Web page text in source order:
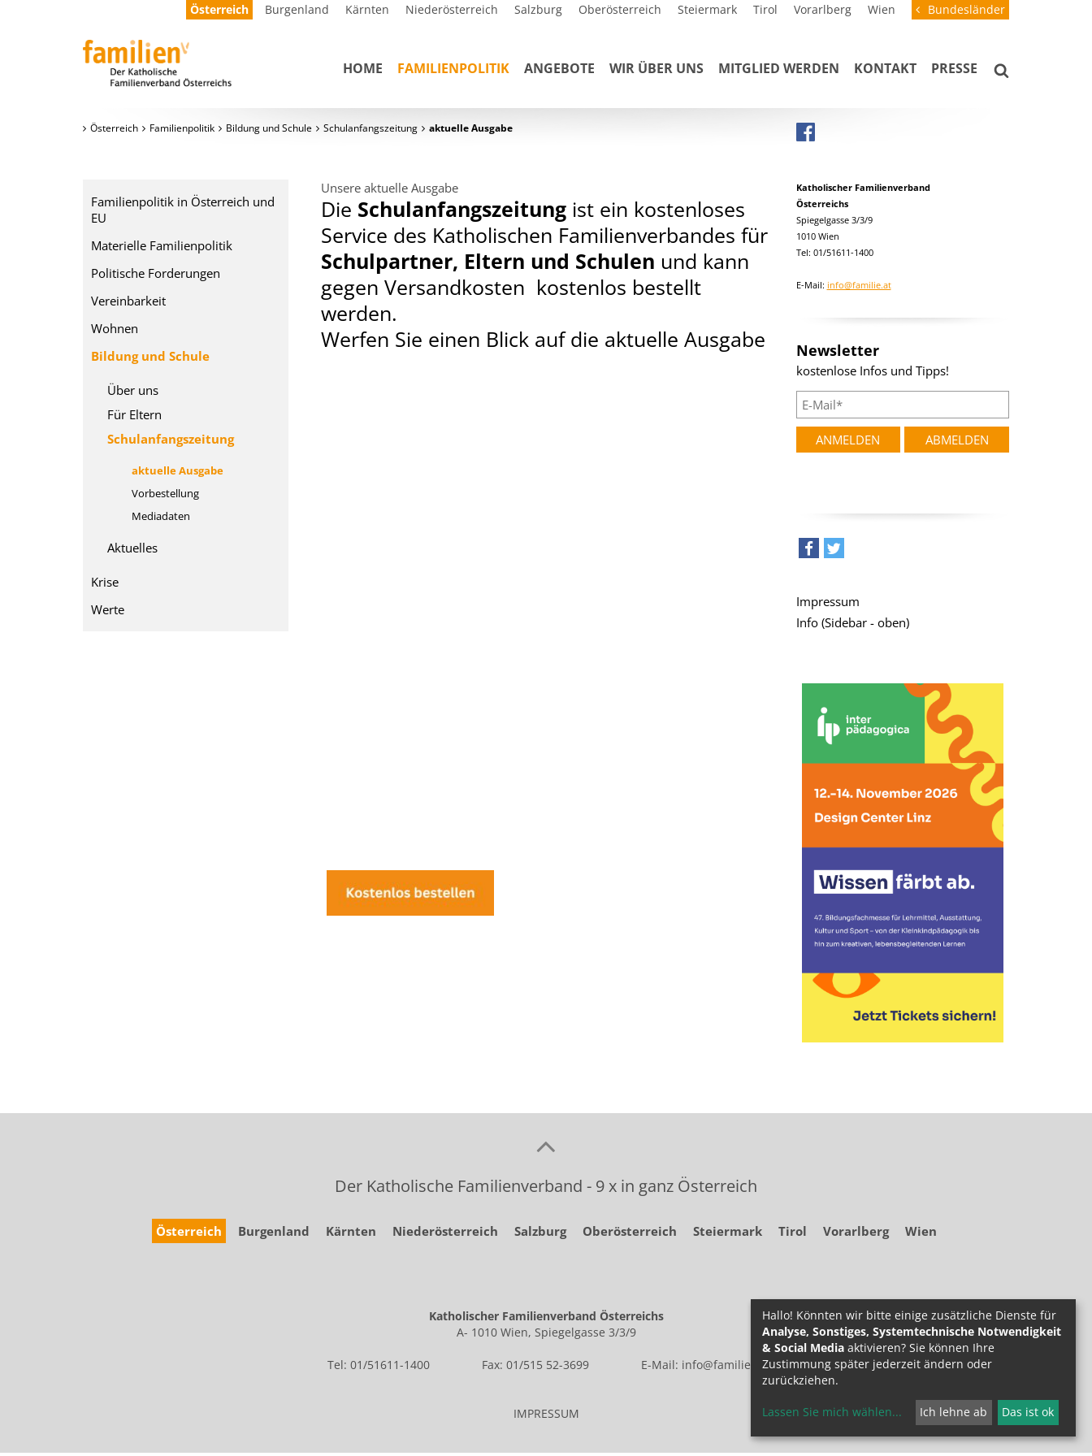
Österreich Burgenland Kärnten Niederösterreich Salzburg Oberösterreich Steiermark Tirol Vorarlberg Wien Bundesländer
HOME FAMILIENPOLITIK ANGEBOTE WIR ÜBER UNS MITGLIED WERDEN KONTAKT PRESSE
Österreich Familienpolitik Bildung und Schule Schulanfangszeitung aktuelle Ausgabe
Unsere aktuelle Ausgabe
Die Schulanfangszeitungist ein kostenloses
Service des Katholischen Familienverbandes für
Schulpartner, Eltern und Schulen und kann
gegen Versandkosten kostenlos bestellt
werden.
Werfen Sie einen Blick auf die aktuelle Ausgabe
Familienpolitik in Österreich und
EU
Materielle Familienpolitik
Politische Forderungen
Vereinbarkeit
Wohnen
Bildung und Schule
Über uns
Für Eltern
Schulanfangszeitung
aktuelle Ausgabe
Vorbestellung
Mediadaten
Aktuelles
Krise
Werte
Katholischer Familienverband
Österreichs
Spiegelgasse 3/3/9
1010 Wien
Tel: 01/51611-1400
E-Mail: info@familie.at
Newsletter
kostenlose Infos und Tipps!
Impressum
Info (Sidebar - oben)
Der Katholische Familienverband - 9 x in ganz Österreich
Österreich Burgenland Kärnten Niederösterreich Salzburg Oberösterreich Steiermark Tirol Vorarlberg Wien
Katholischer Familienverband Österreichs
A- 1010 Wien, Spiegelgasse 3/3/9
Tel: 01/51611-1400 Fax: 01/515 52-3699 E-Mail: info@familie.at
IMPRESSUM
Hallo! Könnten wir bitte einige zusätzliche Dienste für
Analyse, Sonstiges, Systemtechnische Notwendigkeit
& Social Media aktivieren? Sie können Ihre
Zustimmung später jederzeit ändern oder
zurückziehen.
Lassen Sie mich wählen... Ich lehne ab Das ist ok